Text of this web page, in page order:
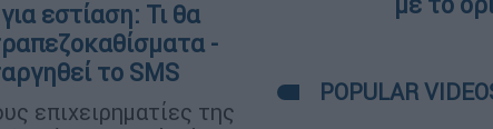
εστίαση: Τι θα
-
το SMS
επιχειρηματίες της
POPULAR